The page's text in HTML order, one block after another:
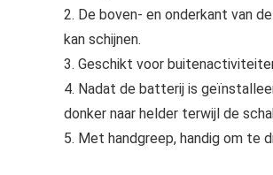
2. De boven- en onderkant van
kan schijnen.
3. Geschikt voor
4. Nadat de batterij is
donker naar helder terwijl de
5. Met handgreep, handig om te